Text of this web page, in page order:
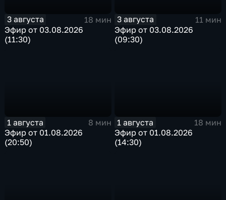
3 августа
18 мин
Эфир от 03.08.2026
(11:30)
3 августа
11 мин
Эфир от 03.08.2026
(09:30)
1 августа
8 мин
Эфир от 01.08.2026
(20:50)
1 августа
18 мин
Эфир от 01.08.2026
(14:30)